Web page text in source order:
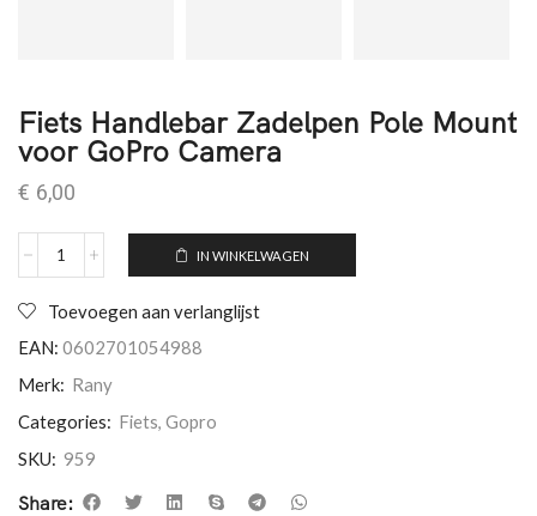
Fiets Handlebar Zadelpen Pole Mount
voor GoPro Camera
€ 6,00
IN WINKELWAGEN
Toevoegen aan verlanglijst
EAN: 0602701054988
Merk: Rany
Categories: Fiets, Gopro
SKU: 959
Share: